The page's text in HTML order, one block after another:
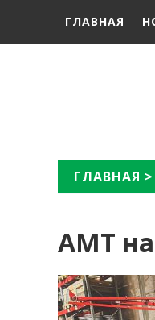
ГЛАВНАЯ
ГЛАВНАЯ >
АМТ